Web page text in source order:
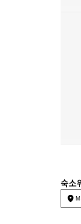
숙소